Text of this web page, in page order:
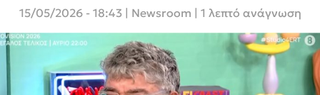
15/05/2026 - 18:43 Newsroom | 1 λεπτό ανάγνωση